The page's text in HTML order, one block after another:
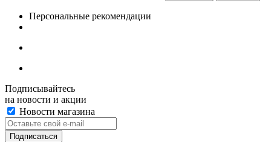
Персональные рекомендации
Подписывайтесь
на новости и акции
Новости магазина